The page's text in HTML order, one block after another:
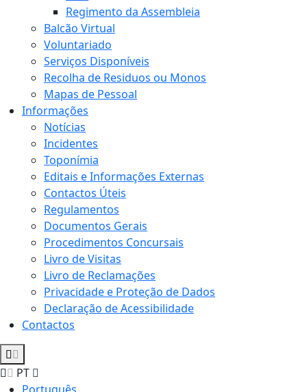
Regimento da Assembleia
Balcão Virtual
Voluntariado
Serviços Disponíveis
Recolha de Residuos ou Monos
Mapas de Pessoal
Informações
Notícias
Incidentes
Toponímia
Editais e Informações Externas
Contactos Úteis
Regulamentos
Documentos Gerais
Procedimentos Concursais
Livro de Visitas
Livro de Reclamações
Privacidade e Proteção de Dados
Declaração de Acessibilidade
Contactos
PT